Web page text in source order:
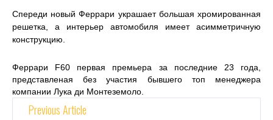
Спереди новый Феррари украшает большая хромированная
решетка, а интерьер автомобиля имеет асимметричную
конструкцию.
Феррари F60 первая премьера за последние 23 года,
представленая без участия бывшего топ менеджера
компании Лука ди Монтеземоло.
Previous Article